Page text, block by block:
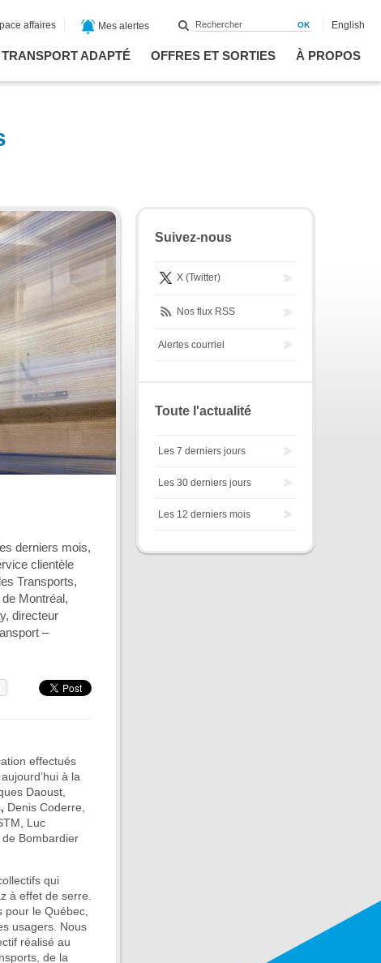
TRANSPORT ADAPTÉ OFFRES ET SORTIES À PROPOS
affaires Mes alertes English
derniers mois,
clientèle
Transports,
Montréal,
directeur
–
effectués
à la
Daoust,
, Denis Coderre,
Luc
Bombardier
qui
à effet de serre.
le Québec,
usagers. Nous
réalisé au
de la
Suivez-nous
X (Twitter)
Nos flux RSS
Alertes courriel
Toute l'actualité
Les 7 derniers jours
Les 30 derniers jours
Les 12 derniers mois